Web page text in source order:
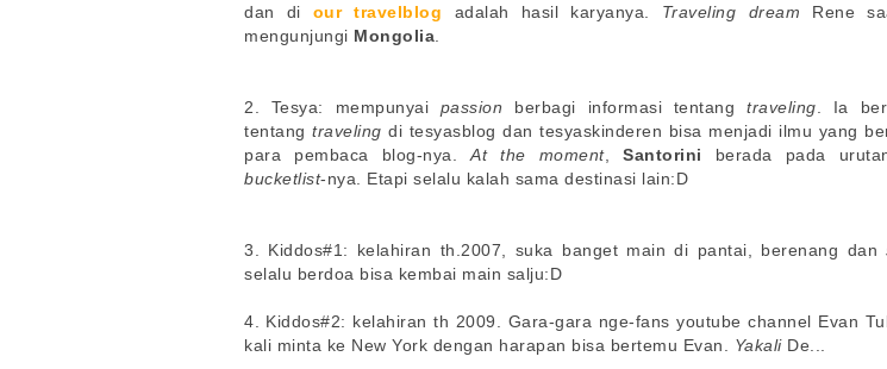
dan di our travelblog adalah hasil karyanya. Traveling dream Rene
mengunjungi Mongolia.
2. Tesya: mempunyai passion berbagi informasi tentangtraveling. Ia
tentangtraveling di tesyasblog dan tesyaskinderen bisa menjadi ilmu yang
para pembaca blog-nya.At the moment, Santorini berada pada
bucketlist-nya. Etapi selalu kalah sama destinasi lain:D
3. Kiddos#1: kelahiran th.2007, suka banget main di pantai, berenang dan
selalu berdoa bisa kembai main salju:D
4. Kiddos#2: kelahiran th 2009. Gara-gara nge-fans youtube channel Evan
kali minta ke New York dengan harapan bisa bertemu Evan. YakaliDe...